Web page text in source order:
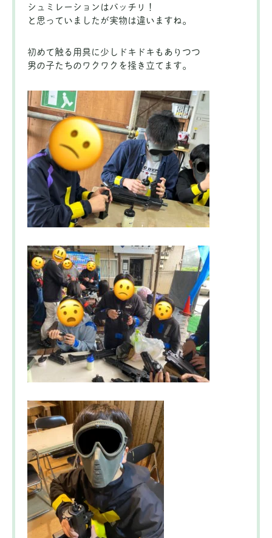
シュミレーションはバッチリ！
と思っていましたが実物は違いますね。
初めて触る用具に少しドキドキもありつつ
男の子たちのワクワクを掻き立てます。